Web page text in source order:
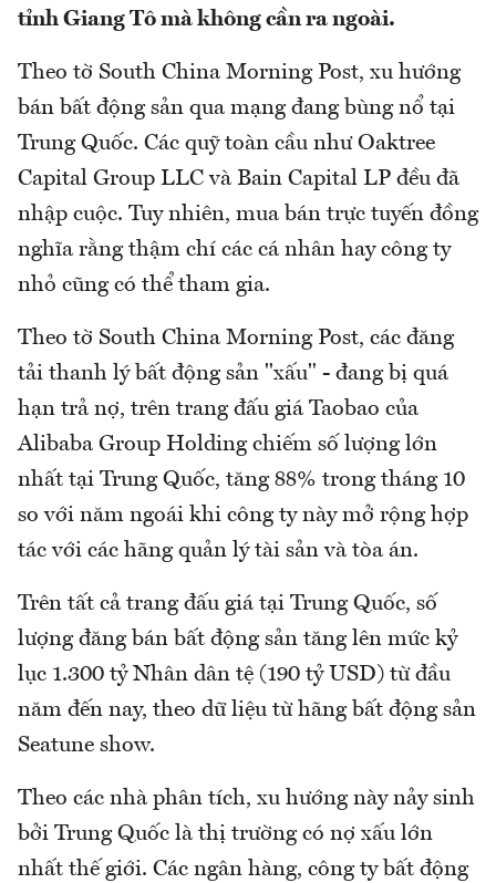
tỉnh Giang Tô mà không cần ra ngoài.
Theo tờ South China Morning Post, xu hướng
bán bất động sản qua mạng đang bùng nổ tại
Trung Quốc. Các quỹ toàn cầu như Oaktree
Capital Group LLC và Bain Capital LP đều đã
nhập cuộc. Tuy nhiên, mua bán trực tuyến đồng
nghĩa rằng thậm chí các cá nhân hay công ty
nhỏ cũng có thể tham gia.
Theo tờ South China Morning Post, các đăng
tải thanh lý bất động sản "xấu" - đang bị quá
hạn trả nợ, trên trang đấu giá Taobao của
Alibaba Group Holding chiếm số lượng lớn
nhất tại Trung Quốc, tăng 88% trong tháng 10
so với năm ngoái khi công ty này mở rộng hợp
tác với các hãng quản lý tài sản và tòa án.
Trên tất cả trang đấu giá tại Trung Quốc, số
lượng đăng bán bất động sản tăng lên mức kỷ
lục 1.300 tỷ Nhân dân tệ (190 tỷ USD) từ đầu
năm đến nay, theo dữ liệu từ hãng bất động sản
Seatune show.
Theo các nhà phân tích, xu hướng này nảy sinh
bởi Trung Quốc là thị trường có nợ xấu lớn
nhất thế giới. Các ngân hàng, công ty bất động